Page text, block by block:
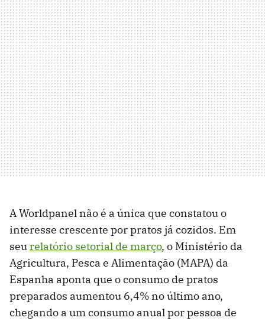
A Worldpanel não é a única que constatou o
interesse crescente por pratos já cozidos. Em
seurelatório setorial de março, o Ministério da
Agricultura, Pesca e Alimentação (MAPA) da
Espanha aponta que o consumo de pratos
preparados aumentou 6,4% no último ano,
chegando a um consumo anual por pessoa de